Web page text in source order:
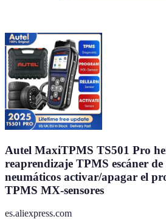
Autel MaxiTPMS TS501 Pro
reaprendizaje TPMS escáner de
neumáticos activar/apagar el
TPMS MX-sensores
es.aliexpress.com